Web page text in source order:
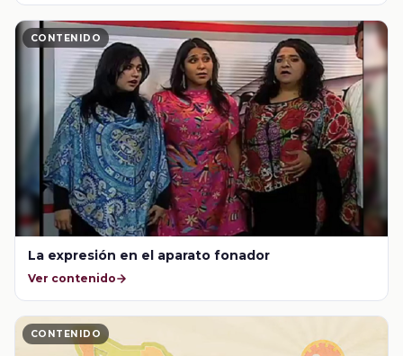
CONTENIDO
La expresión en el aparato fonador
Ver contenido
CONTENIDO